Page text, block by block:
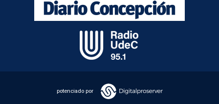
potenciado por